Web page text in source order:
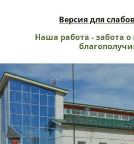
Версия для
Наша работа - забота